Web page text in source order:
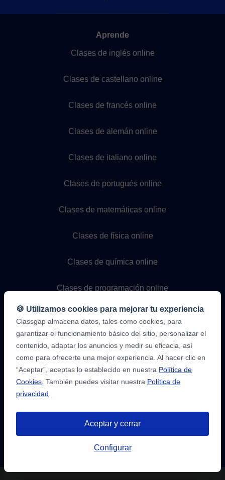
min. para encontrar profesor.
Aprende
Clases de inglés online
Clases de castellano online
Clases de francés online
Clases de alemán online
Clases de italiano online
Clases de portugués online
Clases de matemáticas online
Clases de física online
Clases de química online
Clases de programación online
9,6/10
verificadas.com
🍪 Utilizamos cookies para mejorar tu experiencia
Classgap almacena datos, tales como cookies, para
garantizar el funcionamiento básico del sitio, personalizar el
contenido, adaptar los anuncios y medir su eficacia, así
como para ofrecerte una mejor experiencia. Al hacer clic en
“Aceptar”, aceptas lo establecido en nuestra Política de
Cookies . También puedes visitar nuestra Política de
privacidad
Aceptar y cerrar
Configurar